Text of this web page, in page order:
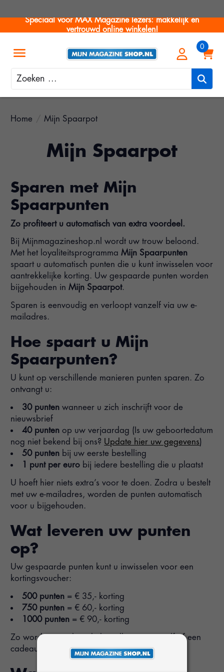
Speciaal voor MAX Magazine lezers: makkelijk en
vertrouwd online winkelen!
Zoeken
Home Mijn Spaarpot
Mijn Spaarpot
Sparen met Mijn
Spaarpunten
Zo profiteert u automatisch van extra voordeel.
Bij Mijnmagazineshop.nl wordt uw trouw beloond.
Met het loyaliteitsprogrammaMijn Spaarpunten
spaart u automatisch punten die u kunt inwisselen voor
aantrekkelijke korting. Uw gespaarde punten worden
bijgehouden inMijn Spaarpot.
Sparen is eenvoudig en verloopt vanzelf via uw e-
mailadres.
Hoe spaart u Mijn
Spaarpunten?
U kunt op verschillende manieren punten sparen. Zo
ontvangt u:
30 punten wanneer u zich inschrijft voor de
nieuwsbrief
40 punten op uw verjaardag (Is uw geboortedatum
nog niet bekend bij ons? Update hier uw gegevens)
50 punten bij uw eerste bestelling
1 punt per euro bij iedere bestelling die u plaatst
U hoeft hier niets extra’s voor te doen. Zodra u bestelt
met uw e-mailadres, worden de punten automatisch
voor u bijgehouden.
Wat leveren uw punten
op?
Uw gespaarde punten kunt u inwisselen voor een
kortingsvoucher:
500 punten = € 35,- korting
750 punten = € 60,- korting
1000 punten = € 90,- korting
Zo wordt een volgende bestelling voor uzelf of een
cadeautje voor een ander extra voordelig.